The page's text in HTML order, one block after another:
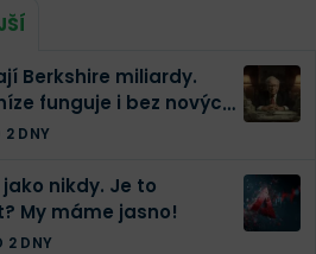
Berkshire miliardy.
funguje i bez nových
2 DNY
nikdy. Je to
My máme jasno!
2 DNY